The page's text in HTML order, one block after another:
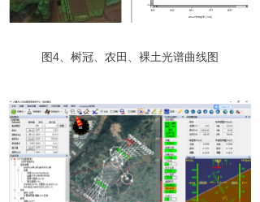
图4 、树冠、农田、裸土光谱曲线图